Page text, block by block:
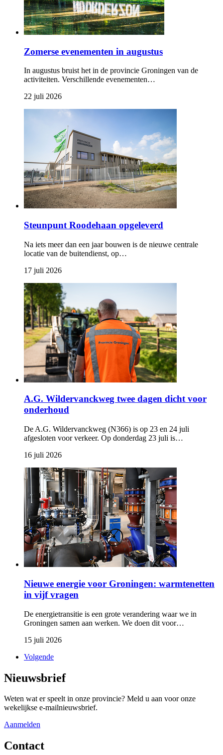
Zomerse evenementen in augustus
In augustus bruist het in de provincie Groningen van de
activiteiten. Verschillende evenementen…
22 juli 2026
Steunpunt Roodehaan opgeleverd
Na iets meer dan een jaar bouwen is de nieuwe centrale
locatie van de buitendienst, op…
17 juli 2026
A.G. Wildervanckweg twee dagen dicht voor
onderhoud
De A.G. Wildervanckweg (N366) is op 23 en 24 juli
afgesloten voor verkeer. Op donderdag 23 juli is…
16 juli 2026
Nieuwe energie voor Groningen: warmtenetten
in vijf vragen
De energietransitie is een grote verandering waar we in
Groningen samen aan werken. We doen dit voor…
15 juli 2026
Volgende
Nieuwsbrief
Weten wat er speelt in onze provincie? Meld u aan voor onze
wekelijkse e-mailnieuwsbrief.
Aanmelden
Contact